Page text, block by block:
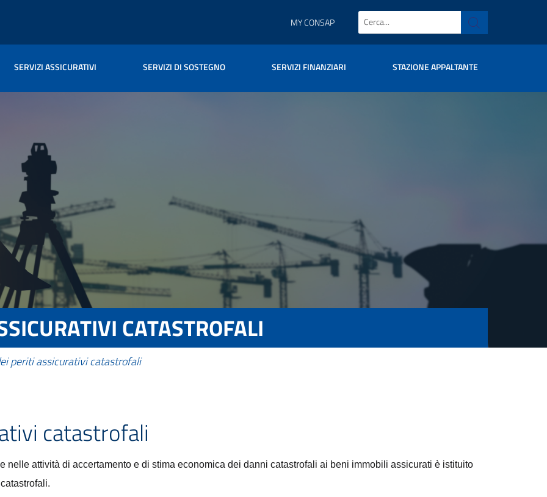
MY CONSAP
SERVIZI ASSICURATIVI SERVIZI DI SOSTEGNO SERVIZI FINANZIARI STAZIONE APPALTANTE
CATASTROFALI
periti assicurativi catastrofali
catastrofali
attività di accertamento e di stima economica dei danni catastrofali ai beni immobili assicurati è istituito